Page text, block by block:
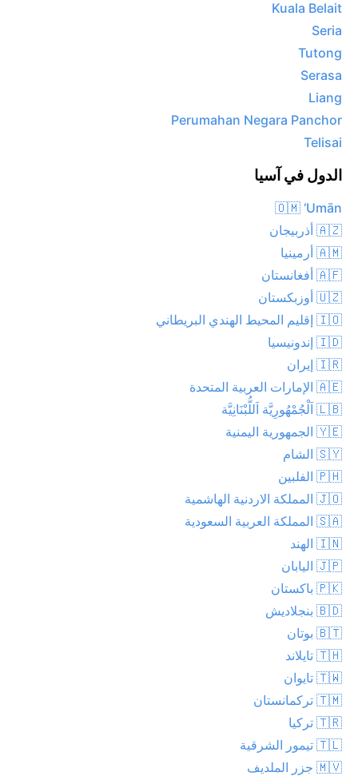
Kuala Belait
Seria
Tutong
Serasa
Liang
Perumahan Negara Panchor
Telisai
الدول في آسيا
🇴🇲 ‘Umān
🇦🇿 أذربيجان
🇦🇲 أرمينيا
🇦🇫 أفغانستان
🇺🇿 أوزبكستان
🇮🇴 إقليم المحيط الهندي البريطاني
🇮🇩 إندونيسيا
🇮🇷 إيران
🇦🇪 الإمارات العربية المتحدة
🇱🇧 اَلْجُمْهُورِيَّة اَللُّبْنَانِيَّة
🇾🇪 الجمهورية اليمنية
🇸🇾 الشام
🇵🇭 الفلبين
🇯🇴 المملكة الاردنية الهاشمية
🇸🇦 المملكة العربية السعودية
🇮🇳 الهند
🇯🇵 اليابان
🇵🇰 باكستان
🇧🇩 بنجلاديش
🇧🇹 بوتان
🇹🇭 تايلاند
🇹🇼 تايوان
🇹🇲 تركمانستان
🇹🇷 تركيا
🇹🇱 تيمور الشرقية
🇲🇻 جزر الملديف